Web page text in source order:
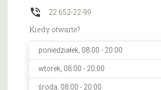
phone_in_talk 22 652-22-99
Kiedy otwarte?
poniedziałek, 08:00 - 20:00
wtorek, 08:00 - 20:00
środa, 08:00 - 20:00